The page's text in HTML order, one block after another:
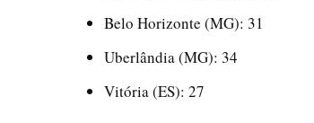
Belo Horizonte (MG): 31
Uberlândia (MG): 34
Vitória (ES): 27